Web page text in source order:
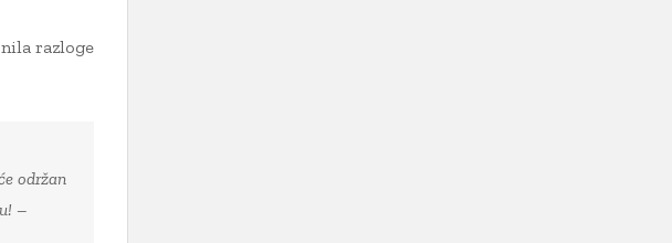
razloge
održan
–